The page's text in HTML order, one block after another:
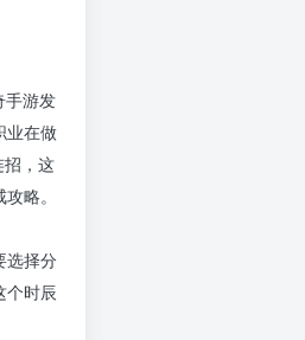
手游发
业在做
招，这
略。
选择分
个时辰